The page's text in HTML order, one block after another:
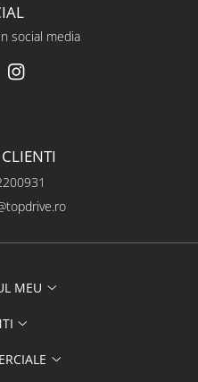
social media
MEU